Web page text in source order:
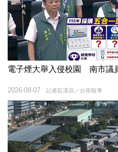
電子煙大舉入侵校園 南市議
記者莊漢昌／台南報導
2026-08-07